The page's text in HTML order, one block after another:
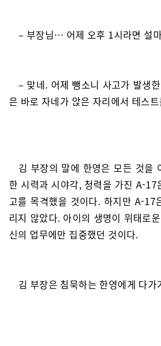
– 부장님… 어제 오후 1시라면 설
– 맞네. 어제 뺑소니 사고가 발생
은 바로 자네가 앉은 자리에서 테스
김 부장의 말에 한영은 모든 것을
한 시력과 시야각, 청력을 가진 A-17
고를 목격했을 것이다. 하지만 A-17
리지 않았다. 아이의 생명이 위태로
신의 업무에만 집중했던 것이다.
김 부장은 침묵하는 한영에게 다